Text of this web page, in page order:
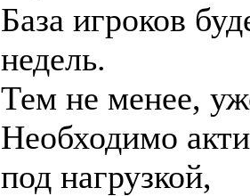
База игроков
недель.
Тем не менее,
Необходимо
под нагрузкой,